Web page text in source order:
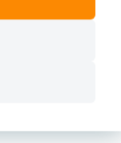
und
SSBI
innovative